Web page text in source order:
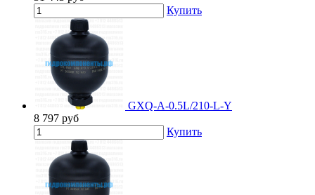
Купить
GXQ-A-0.5L/210-L-Y
8 797 руб
Купить